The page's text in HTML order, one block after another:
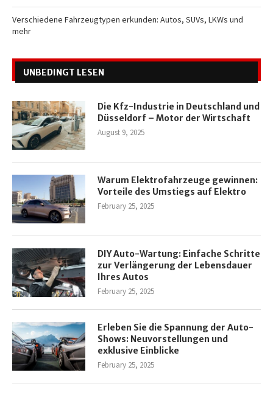
Verschiedene Fahrzeugtypen erkunden: Autos, SUVs, LKWs und
mehr
UNBEDINGT LESEN
Die Kfz-Industrie in Deutschland und
Düsseldorf – Motor der Wirtschaft
August 9, 2025
Warum Elektrofahrzeuge gewinnen:
Vorteile des Umstiegs auf Elektro
February 25, 2025
DIY Auto-Wartung: Einfache Schritte
zur Verlängerung der Lebensdauer
Ihres Autos
February 25, 2025
Erleben Sie die Spannung der Auto-
Shows: Neuvorstellungen und
exklusive Einblicke
February 25, 2025